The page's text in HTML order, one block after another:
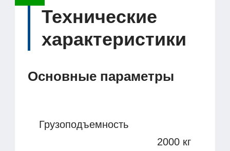
Технические
характеристики
Основные параметры
Грузоподъемность
2000 кг